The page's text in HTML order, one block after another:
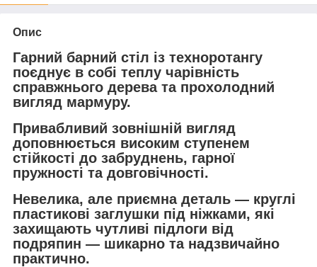
Опис
Гарний барний стіл із техноротангу
поєднує в собі теплу чарівність
справжнього дерева та прохолодний
вигляд мармуру.
Привабливий зовнішній вигляд
доповнюється високим ступенем
стійкості до забруднень, гарної
пружності та довговічності.
Невелика, але приємна деталь — круглі
пластикові заглушки під ніжками, які
захищають чутливі підлоги від
подряпин — шикарно та надзвичайно
практично.